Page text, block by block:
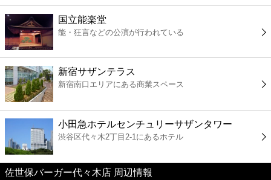
レジャー
書店
ファミレス
ファーストフード
カフェ
ショッピング
国立能楽堂
能・狂言などの公演が行われている
新宿サザンテラス
新宿南口エリアにある商業スペース
小田急ホテルセンチュリーサザンタワー
渋谷区代々木2丁目2-1にあるホテル
佐世保バーガー代々木店 周辺情報